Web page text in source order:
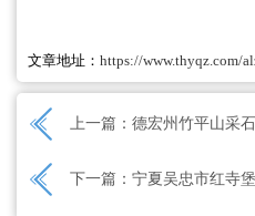
文章地址： https://www.thyqz.com/
上一篇： 德宏州竹平山采
下一篇： 宁夏吴忠市红寺